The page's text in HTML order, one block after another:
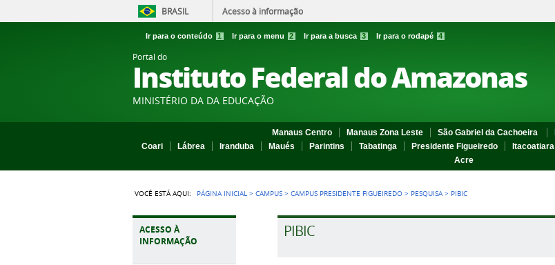
BRASIL Acesso à informação
Ir para o conteúdo 1 Ir para o menu 2 Ir para a busca 3 Ir para o rodapé 4
Portal do
Instituto Federal do Amazonas
MINISTÉRIO DA DA EDUCAÇÃO
Manaus Centro Manaus Zona Leste São Gabriel da Cachoeira
Coari
Lábrea Iranduba Maués Parintins Tabatinga Presidente Figueiredo Itacoatiara
Acre
VOCÊ ESTÁ AQUI: PÁGINA INICIAL >CAMPUS >CAMPUS PRESIDENTE FIGUEIREDO > PESQUISA > PIBIC
ACESSO À
INFORMAÇÃO
PIBIC